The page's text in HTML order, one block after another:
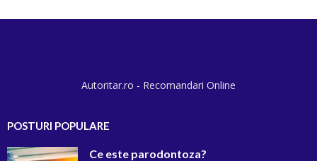
Autoritar.ro - Recomandari Online
POSTURI POPULARE
Ce este parodontoza?